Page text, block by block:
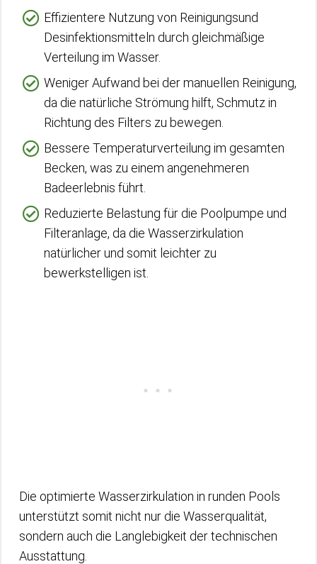
Effizientere Nutzung von Reinigungsund
Desinfektionsmitteln durch gleichmäßige
Verteilung im Wasser.
Weniger Aufwand bei der manuellen Reinigung,
da die natürliche Strömung hilft, Schmutz in
Richtung des Filters zu bewegen.
Bessere Temperaturverteilung im gesamten
Becken, was zu einem angenehmeren
Badeerlebnis führt.
Reduzierte Belastung für die Poolpumpe und
Filteranlage, da die Wasserzirkulation
natürlicher und somit leichter zu
bewerkstelligen ist.
Die optimierte Wasserzirkulation in runden Pools
unterstützt somit nicht nur die Wasserqualität,
sondern auch die Langlebigkeit der technischen
Ausstattung.